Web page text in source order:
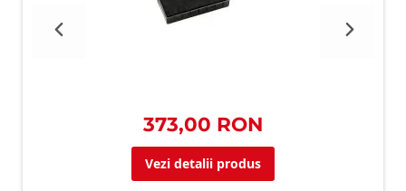
373,00 RON
Vezi detalii produs